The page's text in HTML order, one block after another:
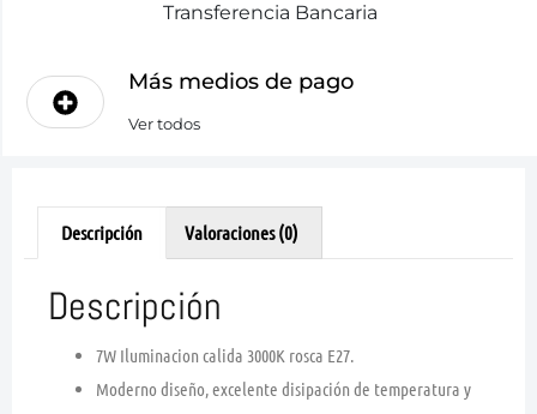
Transferencia Bancaria
Más medios de pago
Ver todos
Descripción Valoraciones (0)
Descripción
7W Iluminacion calida 3000K rosca E27.
Moderno diseño, excelente disipación de temperatura y